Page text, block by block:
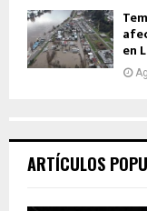
en
ARTÍCULOS